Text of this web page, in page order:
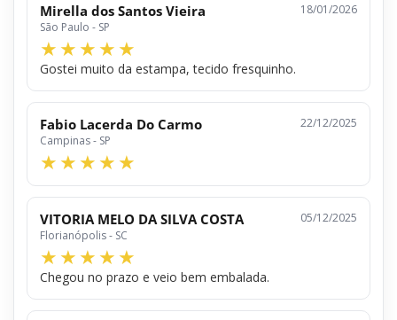
Mirella dos Santos Vieira
São Paulo - SP
18/01/2026
Gostei muito da estampa, tecido fresquinho.
Fabio Lacerda Do Carmo
Campinas - SP
22/12/2025
VITORIA MELO DA SILVA COSTA
Florianópolis - SC
05/12/2025
Chegou no prazo e veio bem embalada.